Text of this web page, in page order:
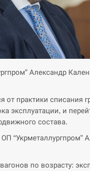
Александр
от практики списания
эксплуатации, и
состава.
“Укрметаллургпром”
по возрасту: